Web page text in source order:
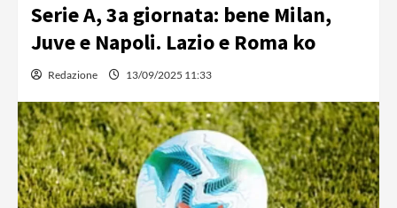
Serie A, 3a giornata: bene Milan,
Juve e Napoli. Lazio e Roma ko
Redazione 13/09/2025 11:33